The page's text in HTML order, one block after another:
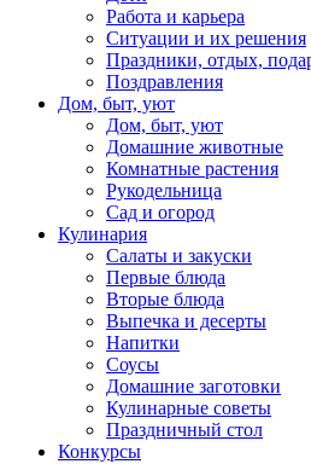
Работа и карьера
Ситуации и их решения
Праздники, отдых,
Поздравления
Дом, быт, уют
Дом, быт, уют
Домашние животные
Комнатные растения
Рукодельница
Сад и огород
Кулинария
Салаты и закуски
Первые блюда
Вторые блюда
Выпечка и десерты
Напитки
Соусы
Домашние заготовки
Кулинарные советы
Праздничный стол
Конкурсы